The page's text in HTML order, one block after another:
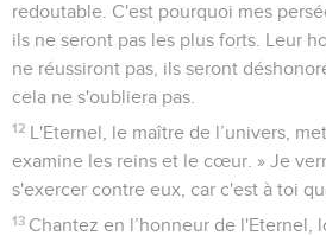
redoutable. C'est pourquoi mes
ils ne seront pas les plus forts. Leur
ne réussiront pas, ils seront
cela ne s'oubliera pas.
12 L'Eternel, le maître de l’univers,
examine les reins et le cœur. » Je
s'exercer contre eux, car c'est à toi
13 Chantez en l’honneur de l'Eternel,